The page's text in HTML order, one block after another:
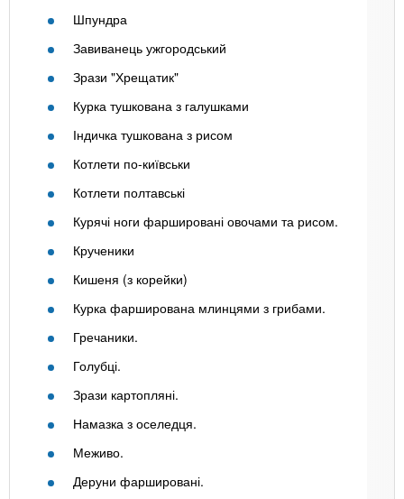
Шпундра
Завиванець ужгородський
Зрази "Хрещатик"
Курка тушкована з галушками
Індичка тушкована з рисом
Котлети по-київськи
Котлети полтавські
Курячі ноги фаршировані овочами та рисом.
Крученики
Кишеня (з корейки)
Курка фарширована млинцями з грибами.
Гречаники.
Голубці.
Зрази картопляні.
Намазка з оселедця.
Меживо.
Деруни фаршировані.